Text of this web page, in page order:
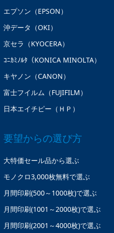
エプソン（EPSON）
沖データ（OKI）
京セラ（KYOCERA）
ｺﾆｶﾐﾉﾙﾀ（KONICA MINOLTA）
キヤノン（CANON）
富士フイルム（FUJIFILM）
日本エイチピー（ＨＰ）
要望からの選び方
大特価セール品から選ぶ
モノクロ3,000枚無料で選ぶ
月間印刷(500～1000枚)で選ぶ
月間印刷(1001～2000枚)で選ぶ
月間印刷(2001～4000枚)で選ぶ